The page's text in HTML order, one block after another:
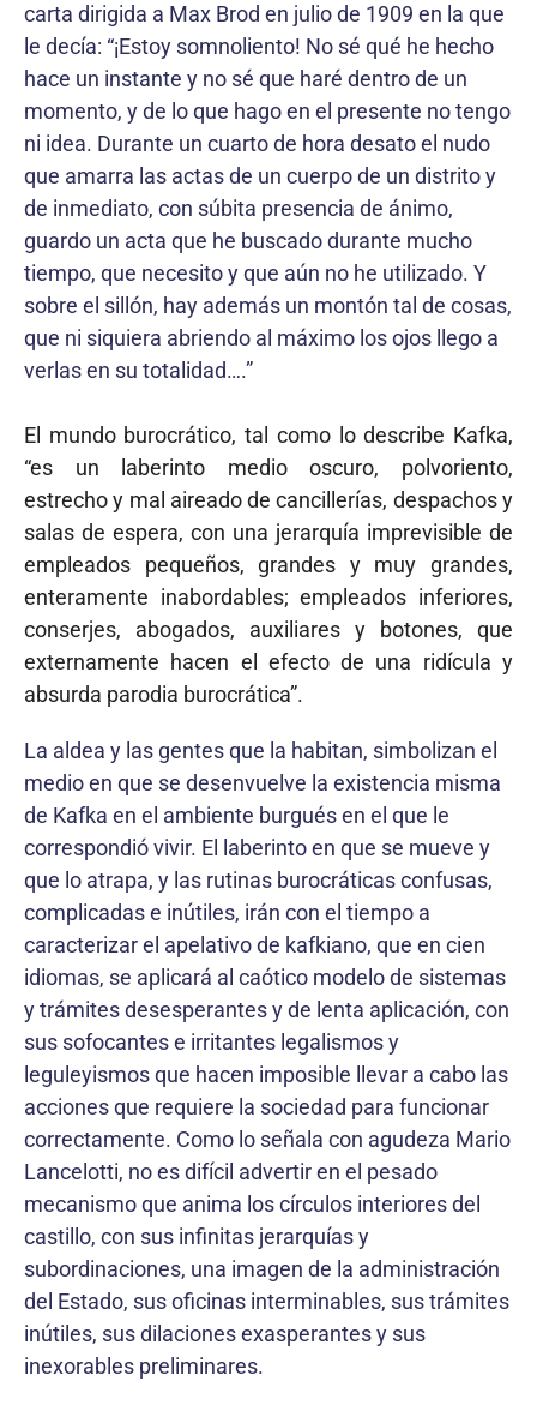
carta dirigida a Max Brod en julio de 1909 en la que
le decía: “¡Estoy somnoliento! No sé qué he hecho
hace un instante y no sé que haré dentro de un
momento, y de lo que hago en el presente no tengo
ni idea. Durante un cuarto de hora desato el nudo
que amarra las actas de un cuerpo de un distrito y
de inmediato, con súbita presencia de ánimo,
guardo un acta que he buscado durante mucho
tiempo, que necesito y que aún no he utilizado. Y
sobre el sillón, hay además un montón tal de cosas,
que ni siquiera abriendo al máximo los ojos llego a
verlas en su totalidad….”
El mundo burocrático, tal como lo describe Kafka,
“es un laberinto medio oscuro, polvoriento,
estrecho y mal aireado de cancillerías, despachos y
salas de espera, con una jerarquía imprevisible de
empleados pequeños, grandes y muy grandes,
enteramente inabordables; empleados inferiores,
conserjes, abogados, auxiliares y botones, que
externamente hacen el efecto de una ridícula y
absurda parodia burocrática”.
La aldea y las gentes que la habitan, simbolizan el
medio en que se desenvuelve la existencia misma
de Kafka en el ambiente burgués en el que le
correspondió vivir. El laberinto en que se mueve y
que lo atrapa, y las rutinas burocráticas confusas,
complicadas e inútiles, irán con el tiempo a
caracterizar el apelativo de kafkiano, que en cien
idiomas, se aplicará al caótico modelo de sistemas
y trámites desesperantes y de lenta aplicación, con
sus sofocantes e irritantes legalismos y
leguleyismos que hacen imposible llevar a cabo las
acciones que requiere la sociedad para funcionar
correctamente. Como lo señala con agudeza Mario
Lancelotti, no es difícil advertir en el pesado
mecanismo que anima los círculos interiores del
castillo, con sus infinitas jerarquías y
subordinaciones, una imagen de la administración
del Estado, sus oficinas interminables, sus trámites
inútiles, sus dilaciones exasperantes y sus
inexorables preliminares.